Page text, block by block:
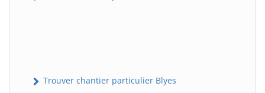
Trouver chantier particulier Blyes